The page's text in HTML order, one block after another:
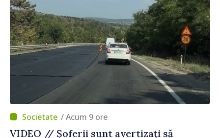
/ Acum 9 ore
VIDEO // Șoferii sunt avertizați să